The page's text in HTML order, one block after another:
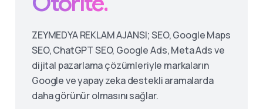
ZEYMEDYA REKLAM AJANSI; SEO, Google Maps
SEO, ChatGPT SEO, Google Ads, Meta Ads ve
dijital pazarlama çözümleriyle markaların
Google ve yapay zeka destekli aramalarda
daha görünür olmasını sağlar.